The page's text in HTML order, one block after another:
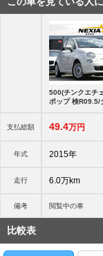
支払総額
年式
走行
備考
500(チンクエチ
ポップ 検R09.5/
49.4万円
2015年
6.0万km
閲覧中の車
比較表